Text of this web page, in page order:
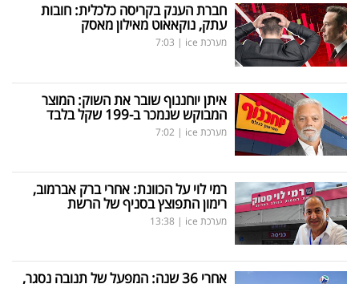
חברת הענק בקריסה כלכלית: חובות
עתק, נוקאאוט מאילון מאסק
מערכת ice |
7:03
איתן יוחננוף שובר את השוק: המוצר
המבוקש שנמכר ב-199 שקל בלבד
מערכת ice |
7:02
רמי לוי על הכוונת: אחרי ברק אברמוב,
רימון התפוצץ בסניף של הרשת
מערכת ice |
13:38
אחרי 36 שנה: המפעל של תנובה נסגר,